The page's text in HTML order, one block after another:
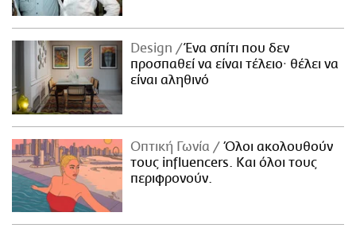
Design
Ένα σπίτι που δεν
προσπαθεί να είναι τέλειο· θέλει να
είναι αληθινό
Οπτική Γωνία
Όλοι ακολουθούν
τους influencers. Και όλοι τους
περιφρονούν.